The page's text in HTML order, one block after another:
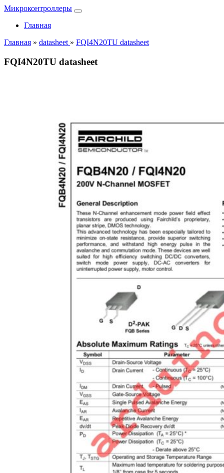
Микроконтроллеры
Главная
Главная » datasheet » FQI4N20TU datasheet
FQI4N20TU datasheet